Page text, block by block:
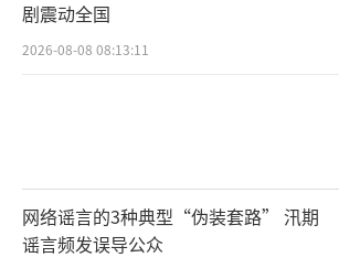
剧震动全国
2026-08-08 08:13:11
网络谣言的3种典型“伪装套路” 汛期
谣言频发误导公众